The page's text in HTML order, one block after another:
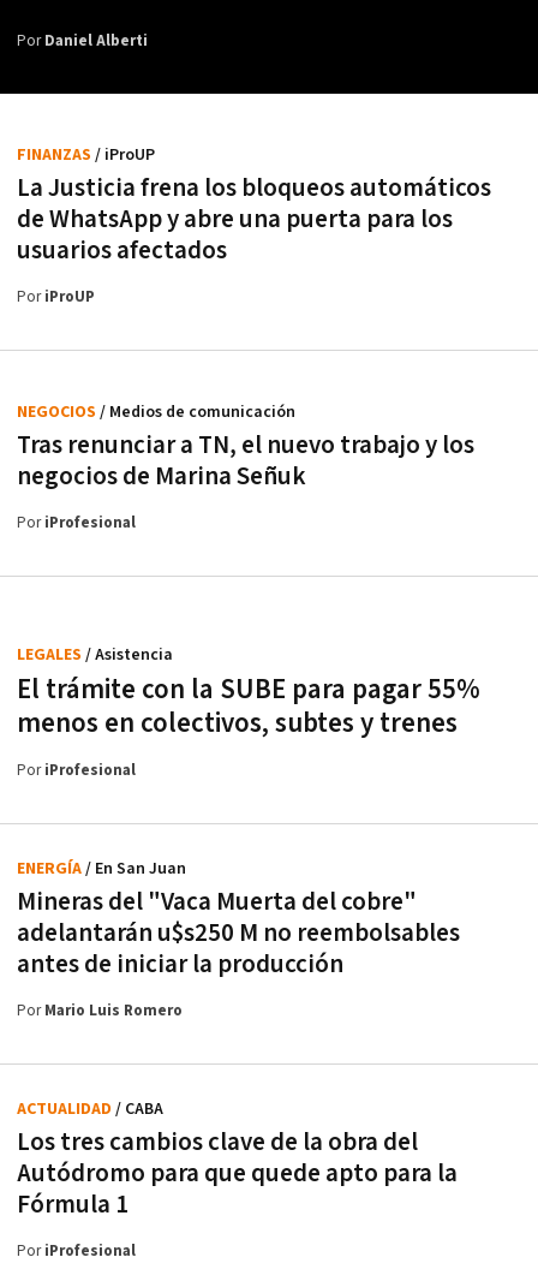
PorDaniel Alberti
La Justicia frena los bloqueos automáticos
de WhatsApp y abre una puerta para los
usuarios afectados
FINANZAS / iProUP
PoriProUP
Tras renunciar a TN, el nuevo trabajo y los
negocios de Marina Señuk
NEGOCIOS / Medios de comunicación
PoriProfesional
El trámite con la SUBE para pagar 55%
menos en colectivos, subtes y trenes
LEGALES / Asistencia
PoriProfesional
Mineras del "Vaca Muerta del cobre"
adelantarán u$s250 M no reembolsables
antes de iniciar la producción
ENERGÍA/ En San Juan
PorMario Luis Romero
Los tres cambios clave de la obra del
Autódromo para que quede apto para la
Fórmula 1
ACTUALIDAD / CABA
PoriProfesional